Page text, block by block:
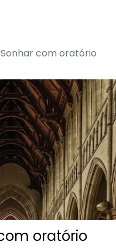
Sonhar com oratório
oratório